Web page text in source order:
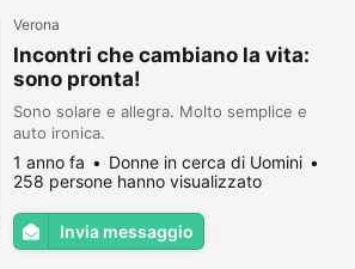
Verona
Incontri che cambiano la vita:
sono pronta!
Sono solare e allegra. Molto semplice e
auto ironica.
1 anno fa
Donne in cerca di Uomini
258 persone hanno visualizzato
Invia messaggio